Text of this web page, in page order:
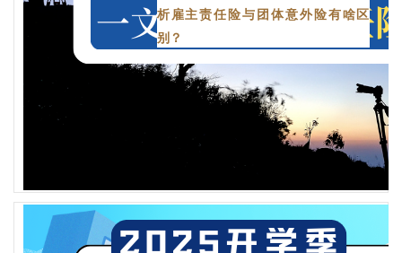
析雇主责任险与团体意外险有啥区
别？